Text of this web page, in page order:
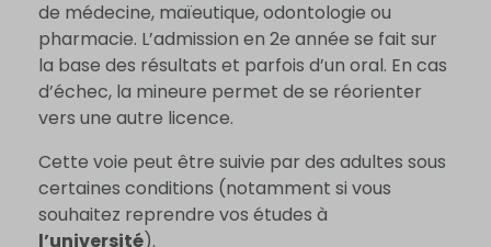
de médecine, maïeutique, odontologie ou
pharmacie. L’admission en 2e année se fait sur
la base des résultats et parfois d’un oral. En cas
d’échec, la mineure permet de se réorienter
vers une autre licence.
Cette voie peut être suivie par des adultes sous
certaines conditions (notamment si vous
souhaitez reprendre vos études à
l’université).